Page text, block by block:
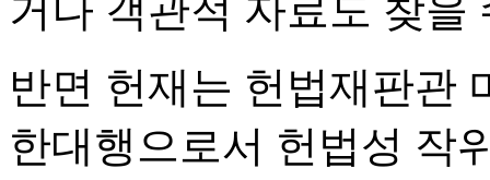
거나 객관적 자료도 찾을
반면 헌재는 헌법재판관
한대행으로서 헌법성 작